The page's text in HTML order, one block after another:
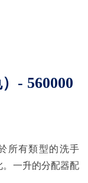
- 560000
所有類型的洗手
。一升的分配器配